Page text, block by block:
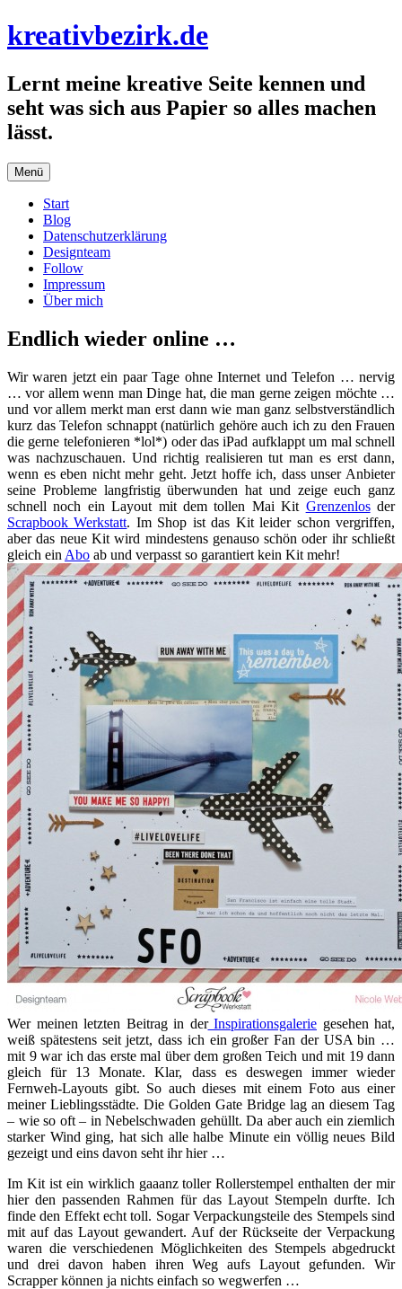
Zum
Inhalt
kreativbezirk.de
Lernt meine kreative Seite kennen und
seht was sich aus Papier so alles machen
lässt.
Menü
Start
Blog
Datenschutzerklärung
Designteam
Follow
Impressum
Über mich
Endlich wieder online …
Wir waren jetzt ein paar Tage ohne Internet und Telefon … nervig
… vor allem wenn man Dinge hat, die man gerne zeigen möchte …
und vor allem merkt man erst dann wie man ganz selbstverständlich
kurz das Telefon schnappt (natürlich gehöre auch ich zu den Frauen
die gerne telefonieren *lol*) oder das iPad aufklappt um mal schnell
was nachzuschauen. Und richtig realisieren tut man es erst dann,
wenn es eben nicht mehr geht. Jetzt hoffe ich, dass unser Anbieter
seine Probleme langfristig überwunden hat und zeige euch ganz
schnell noch ein Layout mit dem tollen Mai Kit Grenzenlosder
Scrapbook Werkstatt. Im Shop ist das Kit leider schon vergriffen,
aber das neue Kit wird mindestens genauso schön oder ihr schließt
gleich ein Abo ab und verpasst so garantiert kein Kit mehr!
Wer meinen letzten Beitrag in derInspirationsgalerie gesehen hat,
weiß spätestens seit jetzt, dass ich ein großer Fan der USA bin …
mit 9 war ich das erste mal über dem großen Teich und mit 19 dann
gleich für 13 Monate. Klar, dass es deswegen immer wieder
Fernweh-Layouts gibt. So auch dieses mit einem Foto aus einer
meiner Lieblingsstädte. Die Golden Gate Bridge lag an diesem Tag
– wie so oft – in Nebelschwaden gehüllt. Da aber auch ein ziemlich
starker Wind ging, hat sich alle halbe Minute ein völlig neues Bild
gezeigt und eins davon seht ihr hier …
Im Kit ist ein wirklich gaaanz toller Rollerstempel enthalten der mir
hier den passenden Rahmen für das Layout Stempeln durfte. Ich
finde den Effekt echt toll. Sogar Verpackungsteile des Stempels sind
mit auf das Layout gewandert. Auf der Rückseite der Verpackung
waren die verschiedenen Möglichkeiten des Stempels abgedruckt
und drei davon haben ihren Weg aufs Layout gefunden. Wir
Scrapper können ja nichts einfach so wegwerfen …